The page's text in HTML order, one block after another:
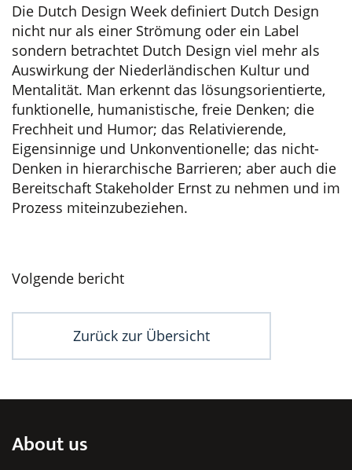
Die Dutch Design Week definiert Dutch Design
nicht nur als einer Strömung oder ein Label
sondern betrachtet Dutch Design viel mehr als
Auswirkung der Niederländischen Kultur und
Mentalität. Man erkennt das lösungsorientierte,
funktionelle, humanistische, freie Denken; die
Frechheit und Humor; das Relativierende,
Eigensinnige und Unkonventionelle; das nicht-
Denken in hierarchische Barrieren; aber auch die
Bereitschaft Stakeholder Ernst zu nehmen und im
Prozess miteinzubeziehen.
Beitragsnavigation
Volgende bericht
Zurück zur Übersicht
About us